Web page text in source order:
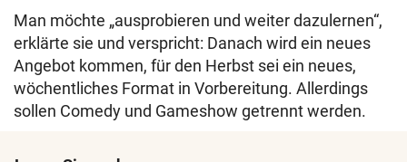
Man möchte „ausprobieren und weiter dazulernen“,
erklärte sie und verspricht: Danach wird ein neues
Angebot kommen, für den Herbst sei ein neues,
wöchentliches Format in Vorbereitung. Allerdings
sollen Comedy und Gameshow getrennt werden.